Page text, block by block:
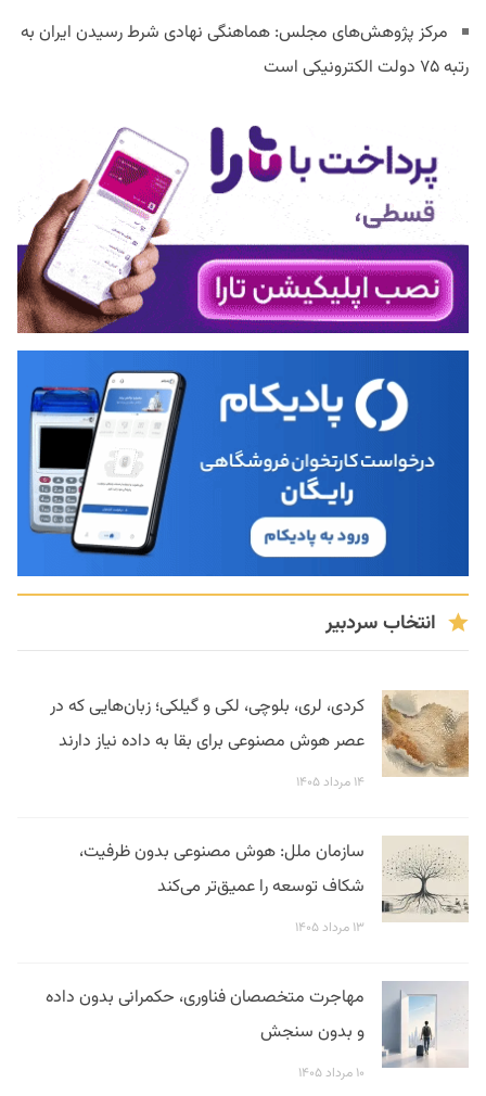
مرکز پژوهش‌های مجلس: هماهنگی نهادی شرط رسیدن ایران به
رتبه ۷۵ دولت الکترونیکی است
انتخاب سردبیر
کردی، لری، بلوچی، لکی و گیلکی؛ زبان‌هایی که در
عصر هوش مصنوعی برای بقا به داده نیاز دارند
۱۴ مرداد ۱۴۰۵
سازمان ملل: هوش مصنوعی بدون ظرفیت،
شکاف توسعه را عمیق‌تر می‌کند
۱۳ مرداد ۱۴۰۵
مهاجرت متخصصان فناوری، حکمرانی بدون داده
و بدون سنجش
۱۰ مرداد ۱۴۰۵